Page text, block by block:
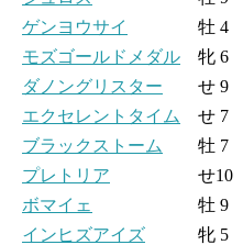
ゲンヨウサイ
牡 4
モズゴールドメダル 牝 6
ダノングリスター せ 9
エクセレントタイム
せ 7
ブラックストーム
牡 7
プレトリア せ10
ボマイェ
牡 9
インヒズアイズ 牝 5